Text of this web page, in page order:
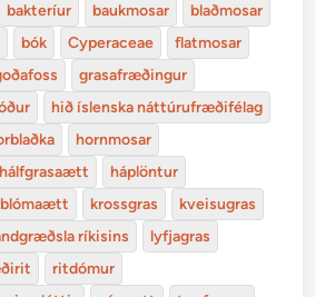
bakteríur baukmosar
blaðmosar
bók Cyperaceae
flatmosar
grasafræðingur
hið íslenska náttúrufræðifélag
hornmosar
hálfgrasaætt
háplöntur
krossgras
kveisugras
ríkisins
lyfjagras
ritdómur